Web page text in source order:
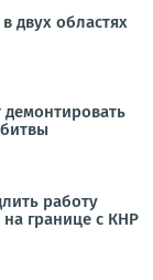
двух областях
работу
границе с КНР